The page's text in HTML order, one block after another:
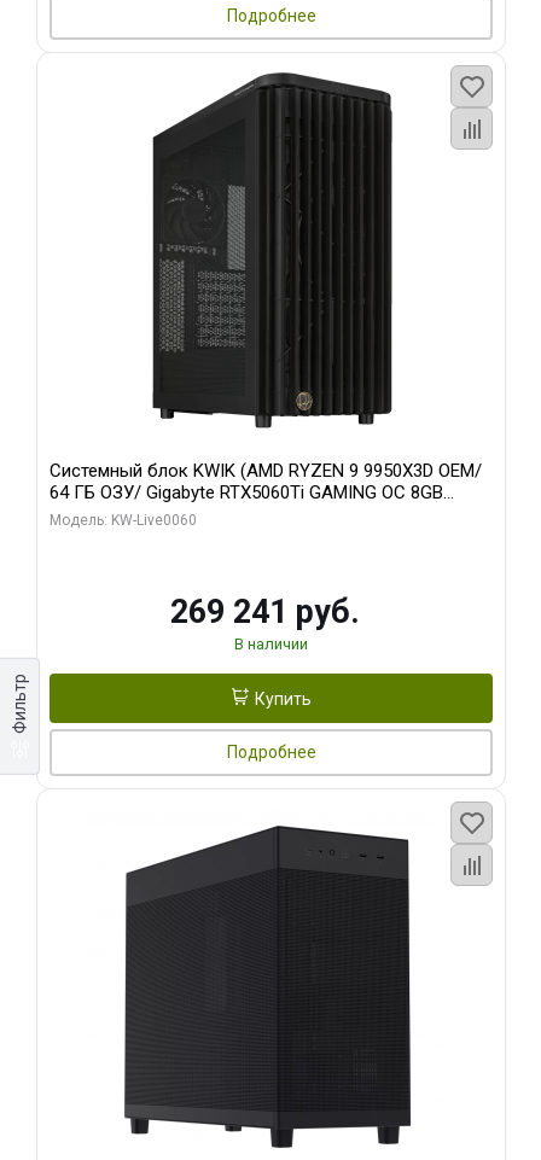
Фильтр
Подробнее
Системный блок KWIK (AMD RYZEN 9 9950X3D OEM/
64 ГБ ОЗУ/ Gigabyte RTX5060Ti GAMING OC 8GB
GDDR7 128bit 3xDP H/ 1 ТБ SSD)
Модель: KW-Live0060
269 241 руб.
В наличии
Купить
Подробнее